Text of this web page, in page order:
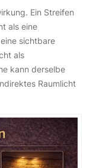
Ein Streifen
als eine
sichtbare
als
kann derselbe
Raumlicht